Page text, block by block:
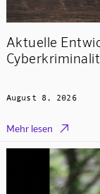
Aktuelle
August 8, 2026
Mehr lesen 